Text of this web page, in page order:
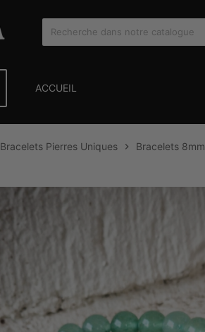
ACCUEIL
Bracelets Pierres Uniques  Bracelets 8mm